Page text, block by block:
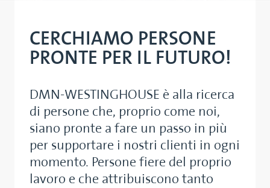
CERCHIAMO PERSONE
PRONTE PER IL FUTURO!
DMN-WESTINGHOUSE è alla ricerca
di persone che, proprio come noi,
siano pronte a fare un passo in più
per supportare i nostri clienti in ogni
momento. Persone fiere del proprio
lavoro e che attribuiscono tanto